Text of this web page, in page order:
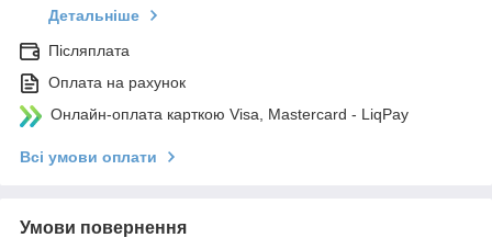
Детальніше
Післяплата
Оплата на рахунок
Онлайн-оплата карткою Visa, Mastercard - LiqPay
Всі умови оплати
Умови повернення